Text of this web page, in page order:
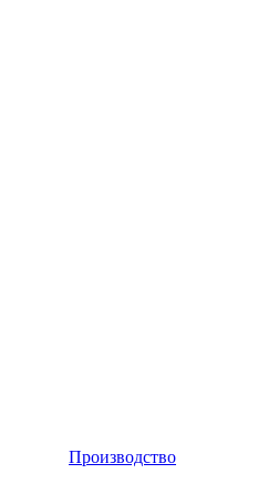
Производство